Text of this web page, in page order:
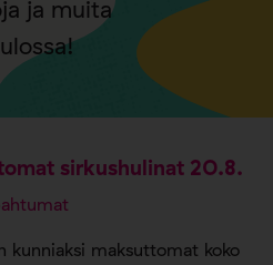
ja muita
sirkushulinat 20.8.
kunniaksi maksuttomat koko